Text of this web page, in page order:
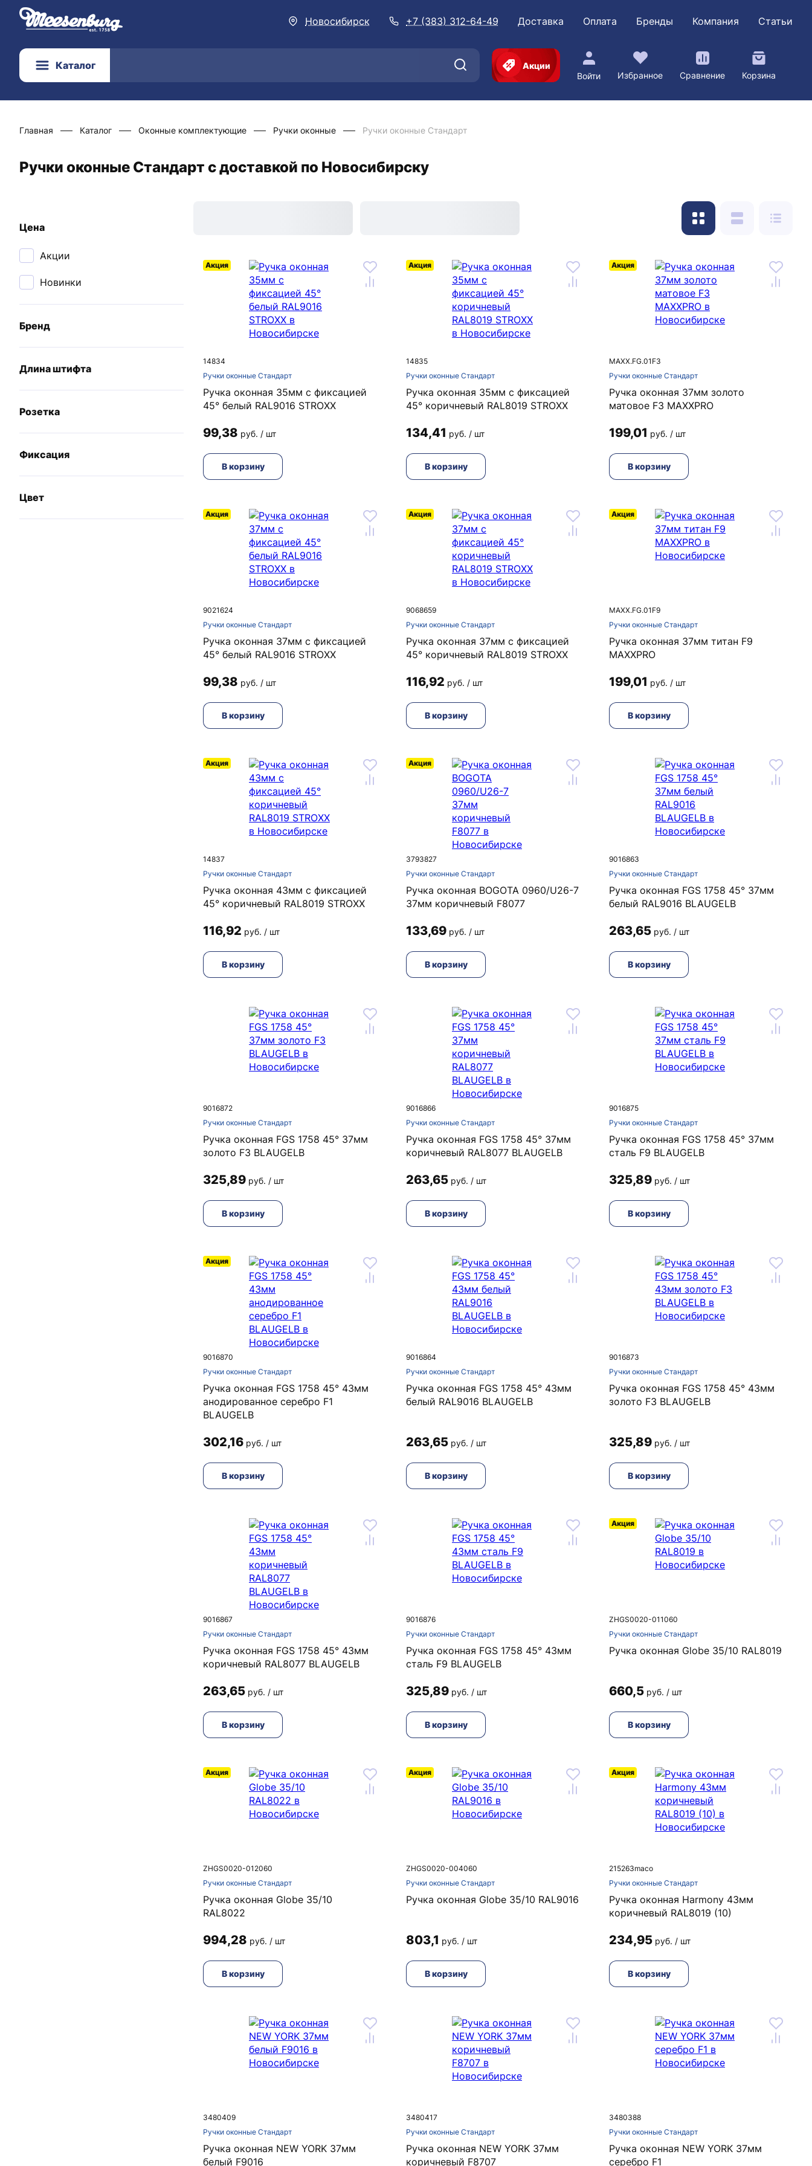
Новосибирск +7 (383) 312-64-49 Доставка Оплата Бренды Компания Статьи
Каталог
Акции
Войти
Избранное Сравнение Корзина
Главная Каталог Оконные комплектующие Ручки оконные Ручки оконные Стандарт
Ручки оконные Стандарт с доставкой по Новосибирску
Цена
Акции
Новинки
Бренд
Длина штифта
Розетка
Фиксация
Цвет
14834
Ручки оконные Стандарт
Акция
Ручка оконная 35мм с фиксацией
45° белый RAL9016 STROXX
99,38 руб. / шт
В корзину
14835
Ручки оконные Стандарт
Акция
Ручка оконная 35мм с фиксацией
45° коричневый RAL8019 STROXX
134,41 руб. / шт
В корзину
MAXX.FG.01F3
Ручки оконные Стандарт
Акция
Ручка оконная 37мм золото
матовое F3 MAXXPRO
199,01 руб. / шт
В корзину
9021624
Ручки оконные Стандарт
Акция
Ручка оконная 37мм с фиксацией
45° белый RAL9016 STROXX
99,38 руб. / шт
В корзину
9068659
Ручки оконные Стандарт
Акция
Ручка оконная 37мм с фиксацией
45° коричневый RAL8019 STROXX
116,92 руб. / шт
В корзину
MAXX.FG.01F9
Ручки оконные Стандарт
Акция
Ручка оконная 37мм титан F9
MAXXPRO
199,01 руб. / шт
В корзину
14837
Ручки оконные Стандарт
Акция
Ручка оконная 43мм с фиксацией
45° коричневый RAL8019 STROXX
116,92 руб. / шт
В корзину
3793827
Ручки оконные Стандарт
Акция
Ручка оконная BOGOTA 0960/U26-7
37мм коричневый F8077
133,69 руб. / шт
В корзину
9016863
Ручки оконные Стандарт
Ручка оконная FGS 1758 45° 37мм
белый RAL9016 BLAUGELB
263,65 руб. / шт
В корзину
9016872
Ручки оконные Стандарт
Ручка оконная FGS 1758 45° 37мм
золото F3 BLAUGELB
325,89 руб. / шт
В корзину
9016866
Ручки оконные Стандарт
Ручка оконная FGS 1758 45° 37мм
коричневый RAL8077 BLAUGELB
263,65 руб. / шт
В корзину
9016875
Ручки оконные Стандарт
Ручка оконная FGS 1758 45° 37мм
сталь F9 BLAUGELB
325,89 руб. / шт
В корзину
9016870
Ручки оконные Стандарт
Акция
Ручка оконная FGS 1758 45° 43мм
анодированное серебро F1
BLAUGELB
302,16 руб. / шт
В корзину
9016864
Ручки оконные Стандарт
Ручка оконная FGS 1758 45° 43мм
белый RAL9016 BLAUGELB
263,65 руб. / шт
В корзину
9016873
Ручки оконные Стандарт
Ручка оконная FGS 1758 45° 43мм
золото F3 BLAUGELB
325,89 руб. / шт
В корзину
9016867
Ручки оконные Стандарт
Ручка оконная FGS 1758 45° 43мм
коричневый RAL8077 BLAUGELB
263,65 руб. / шт
В корзину
9016876
Ручки оконные Стандарт
Ручка оконная FGS 1758 45° 43мм
сталь F9 BLAUGELB
325,89 руб. / шт
В корзину
ZHGS0020-011060
Ручки оконные Стандарт
Акция
Ручка оконная Globe 35/10 RAL8019
660,5 руб. / шт
В корзину
ZHGS0020-012060
Ручки оконные Стандарт
Акция
Ручка оконная Globe 35/10
RAL8022
994,28 руб. / шт
В корзину
ZHGS0020-004060
Ручки оконные Стандарт
Акция
Ручка оконная Globe 35/10 RAL9016
803,1 руб. / шт
В корзину
215263maco
Ручки оконные Стандарт
Акция
Ручка оконная Harmony 43мм
коричневый RAL8019 (10)
234,95 руб. / шт
В корзину
3480409
Ручки оконные Стандарт
Ручка оконная NEW YORK 37мм
белый F9016
3480417
Ручки оконные Стандарт
Ручка оконная NEW YORK 37мм
коричневый F8707
3480388
Ручки оконные Стандарт
Ручка оконная NEW YORK 37мм
серебро F1